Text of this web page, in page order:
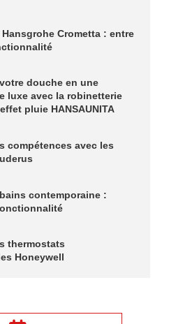
Crometta : entre
douche en une
luxe avec la robinetterie
pluie HANSAUNITA
compétences avec les
contemporaine :
thermostats
Honeywell